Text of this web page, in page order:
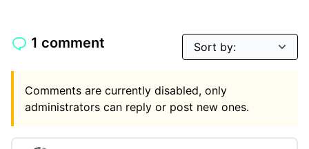
1 comment
Comments are currently disabled, only
administrators can reply or post new ones.